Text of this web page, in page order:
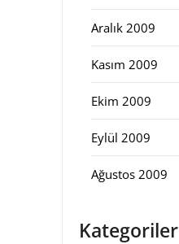
Aralık 2009
Kasım 2009
Ekim 2009
Eylül 2009
Ağustos 2009
Kategoriler